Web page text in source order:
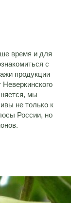
время и для
с
продукции
мы
не только к
России, но